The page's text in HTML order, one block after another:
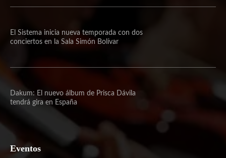
El Sistema inicia nueva temporada con dos
conciertos en la Sala Simón Bolívar
Dakum: El nuevo álbum de Prisca Dávila
tendrá gira en España
Eventos